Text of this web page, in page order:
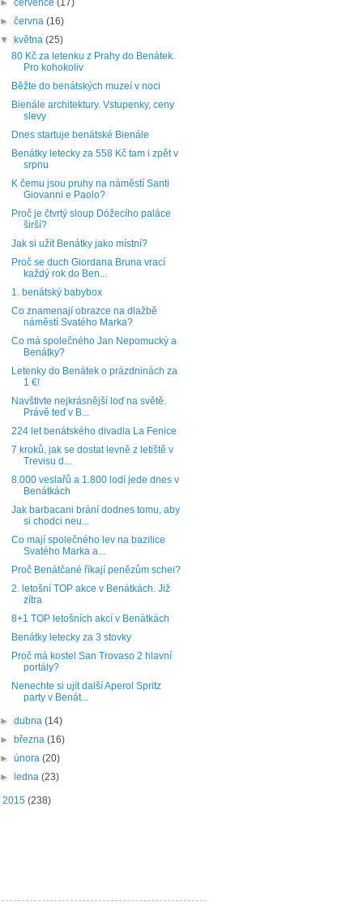
► července (17)
► června (16)
▼
května (25)
80 Kč za letenku z Prahy do Benátek.
Pro kohokoliv
Běžte do benátských muzeí v noci
Bienále architektury. Vstupenky, ceny
slevy
Dnes startuje benátské Bienále
Benátky letecky za 558 Kč tam i zpět v
srpnu
K čemu jsou pruhy na náměstí Santi
Giovanni e Paolo?
Proč je čtvrtý sloup Dóžecího paláce
širší?
Jak si užít Benátky jako místní?
Proč se duch Giordana Bruna vrací
každý rok do Ben...
1. benátský babybox
Co znamenají obrazce na dlažbě
náměstí Svatého Marka?
Co má společného Jan Nepomucký a
Benátky?
Letenky do Benátek o prázdninách za
1 €!
Navštivte nejkrásnější loď na světě.
Právě teď v B...
224 let benátského divadla La Fenice
7 kroků, jak se dostat levně z letiště v
Trevisu d...
8.000 veslařů a 1.800 lodí jede dnes v
Benátkách
Jak barbacani brání dodnes tomu, aby
si chodci neu...
Co mají společného lev na bazilice
Svatého Marka a...
Proč Benátčané říkají penězům schei?
2. letošní TOP akce v Benátkách. Již
zítra
8+1 TOP letošních akcí v Benátkách
Benátky letecky za 3 stovky
Proč má kostel San Trovaso 2 hlavní
portály?
Nenechte si ujít další Aperol Spritz
party v Benát...
► dubna (14)
► března (16)
► února (20)
►
ledna (23)
2015 (238)